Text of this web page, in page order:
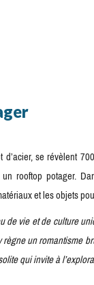
d’acier, se révèlent
rooftop potager.
et les objets
de vie et de culture
un romantisme
qui invite à